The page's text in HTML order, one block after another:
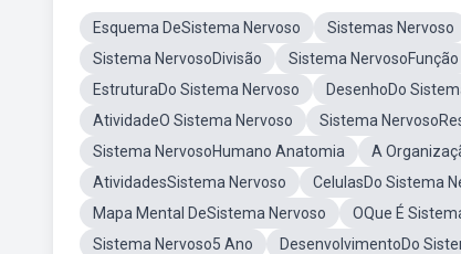
Esquema DeSistema Nervoso Sistemas Nervoso
Sistema NervosoDivisão
Sistema NervosoFunção
EstruturaDo Sistema Nervoso
DesenhoDo
AtividadeO Sistema Nervoso
Sistema
Sistema NervosoHumano Anatomia
A
AtividadesSistema Nervoso
CelulasDo Sistema
Mapa Mental DeSistema Nervoso
OQue É
Sistema Nervoso5 Ano
DesenvolvimentoDo